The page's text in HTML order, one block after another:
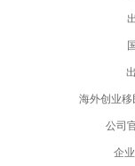
海外创业移
公司
企